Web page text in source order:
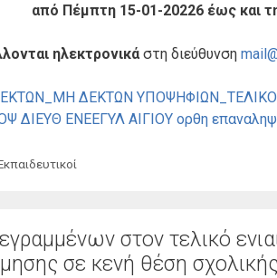
από Πέμπτη 15-01-20226 έως και
ηλεκτρονικά στη διεύθυνση
ΔΕΚΤΩΝ
ΔΙΕΥΘ ΕΝΕΕΓΥΛ ΑΙΓΙΟΥ ορθη
στον τελικό
σε κενή θέση